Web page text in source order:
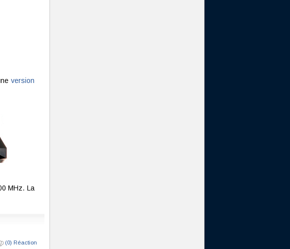
version
MHz. La
(0) Réaction